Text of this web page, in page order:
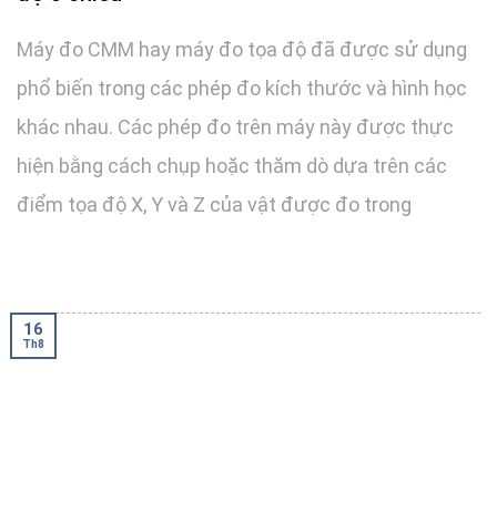
Máy đo CMM hay máy đo tọa độ đã được sử dụng
phổ biến trong các phép đo kích thước và hình học
khác nhau. Các phép đo trên máy này được thực
hiện bằng cách chụp hoặc thăm dò dựa trên các
điểm tọa độ X, Y và Z của vật được đo trong
16
Th8